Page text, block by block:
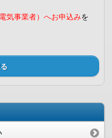
気事業者）へお申込みを